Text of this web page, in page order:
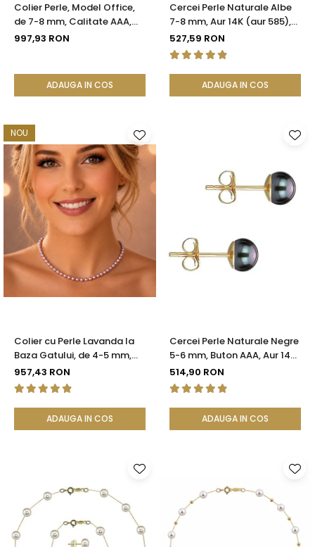
Colier Perle, Model Office,
de 7-8 mm, Calitate AAA,
Aur 14K | KASKADDA®
997,93 RON
ADAUGA IN COS
Cercei Perle Naturale Albe
7-8 mm, Aur 14K (aur 585),
Calitatea AAA | KASKADDA®
527,59 RON
ADAUGA IN COS
NOU
Colier cu Perle Lavanda la
Baza Gatului, de 4-5 mm,
Perle Rare, Calitate AAA+,
Aur 14K | KASKADDA®
957,43 RON
ADAUGA IN COS
Cercei Perle Naturale Negre
5-6 mm, Buton AAA, Aur 14K
(aur 585), Tip Șurub |
KASKADDA®
514,90 RON
ADAUGA IN COS